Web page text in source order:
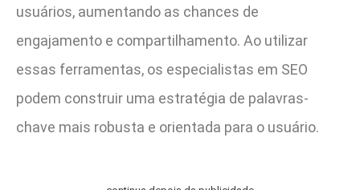
usuários, aumentando as chances de
engajamento e compartilhamento. Ao utilizar
essas ferramentas, os especialistas em SEO
podem construir uma estratégia de palavras-
chave mais robusta e orientada para o usuário.